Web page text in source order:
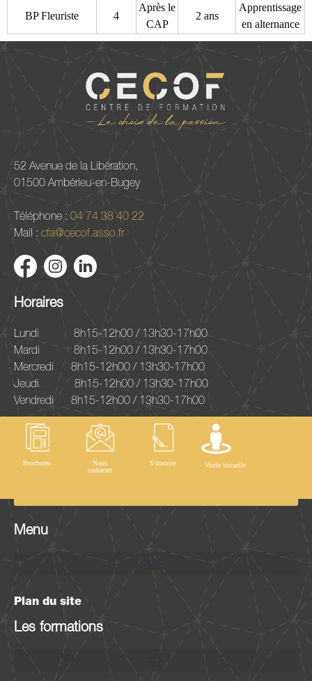
Brochures
Nous
contacter
S'inscrire Visite virtuelle
BP Fleuriste 4
Après le
CAP
2 ans
Apprentissage
en alternance
52 Avenue de la Libération,
01500 Ambérieu-en-Bugey
Téléphone : 04 74 38 40 22
Mail : cfa@cecof.asso.fr
Horaires
Lundi
8h15-12h00 / 13h30-17h00
Mardi
8h15-12h00 / 13h30-17h00
Mercredi
8h15-12h00 / 13h30-17h00
Jeudi
8h15-12h00 / 13h30-17h00
Vendredi
8h15-12h00 / 13h30-17h00
Inscription à la newsletter
Menu
Plan du site
Les formations